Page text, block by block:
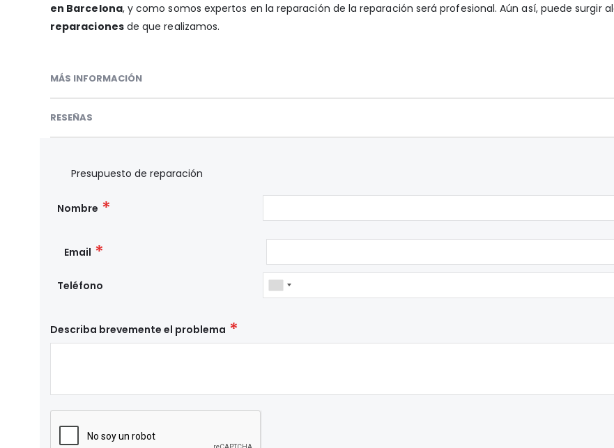
en Barcelona, y como somos expertos en la reparación de la reparación será profesional. Aún así, puede surgir
reparacionesde que realizamos.
MÁS INFORMACIÓN
RESEÑAS
Presupuesto de reparación
Nombre
Email
Teléfono
Describa brevemente el problema